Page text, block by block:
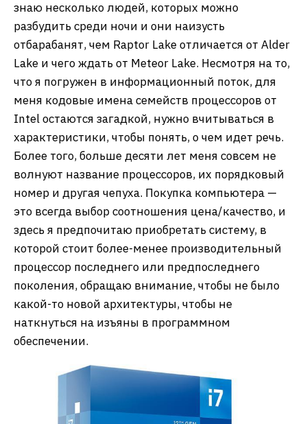
знаю несколько людей, которых можно
разбудить среди ночи и они наизусть
отбарабанят, чем Raptor Lake отличается от Alder
Lake и чего ждать от Meteor Lake. Несмотря на то,
что я погружен в информационный поток, для
меня кодовые имена семейств процессоров от
Intel остаются загадкой, нужно вчитываться в
характеристики, чтобы понять, о чем идет речь.
Более того, больше десяти лет меня совсем не
волнуют название процессоров, их порядковый
номер и другая чепуха. Покупка компьютера —
это всегда выбор соотношения цена/качество, и
здесь я предпочитаю приобретать систему, в
которой стоит более-менее производительный
процессор последнего или предпоследнего
поколения, обращаю внимание, чтобы не было
какой-то новой архитектуры, чтобы не
наткнуться на изъяны в программном
обеспечении.